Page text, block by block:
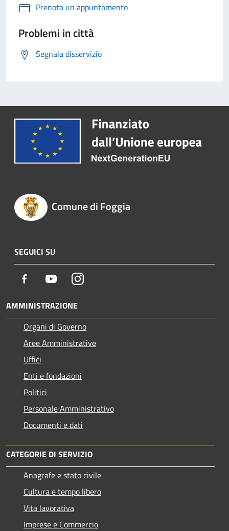
Prenota un appuntamento
Problemi in città
Segnala disservizio
Comune di Foggia
SEGUICI SU
Facebook YoutubeInstagram
AMMINISTRAZIONE
Organi di Governo
Aree Amministrative
Uffici
Enti e fondazioni
Politici
Personale Amministrativo
Documenti e dati
CATEGORIE DI SERVIZIO
Anagrafe e stato civile
Cultura e tempo libero
Vita lavorativa
Imprese e Commercio